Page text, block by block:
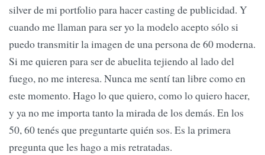
silver de mi portfolio para hacer casting de publicidad. Y
cuando me llaman para ser yo la modelo acepto sólo si
puedo transmitir la imagen de una persona de 60 moderna.
Si me quieren para ser de abuelita tejiendo al lado del
fuego, no me interesa. Nunca me sentí tan libre como en
este momento. Hago lo que quiero, como lo quiero hacer,
y ya no me importa tanto la mirada de los demás. En los
50, 60 tenés que preguntarte quién sos. Es la primera
pregunta que les hago a mis retratadas.